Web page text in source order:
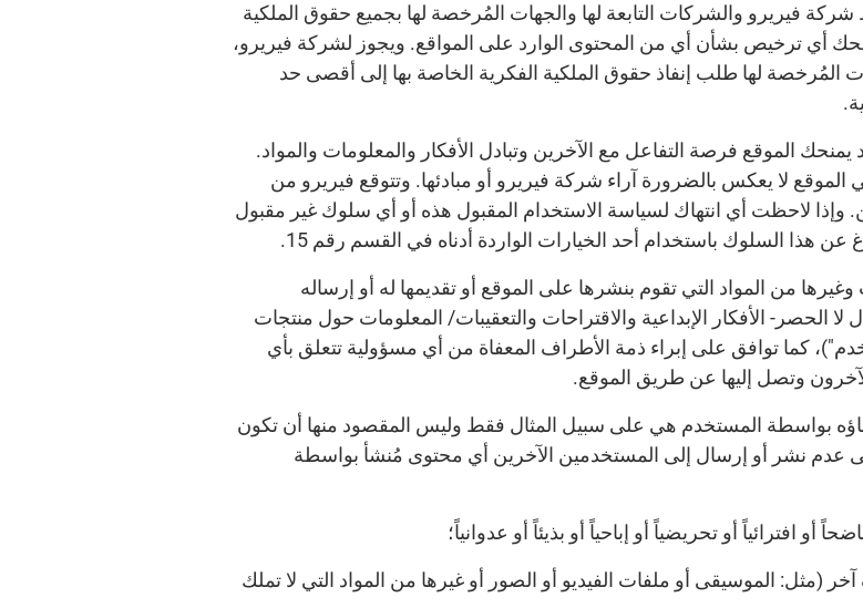
فيريرو والشركات التابعة لها والجهات المُرخصة لها بجميع حقوق الملكية
أي ترخيص بشأن أي من المحتوى الوارد على المواقع. ويجوز لشركة فيريرو،
المُرخصة لها طلب إنفاذ حقوق الملكية الفكرية الخاصة بها إلى أقصى حد
يمنحك الموقع فرصة التفاعل مع الآخرين وتبادل الأفكار والمعلومات والمواد.
لا يعكس بالضرورة آراء شركة فيريرو أو مبادئها. وتتوقع فيريرو من
وإذا لاحظت أي انتهاك لسياسة الاستخدام المقبول هذه أو أي سلوك غير مقبول
عن هذا السلوك باستخدام أحد الخيارات الواردة أدناه في القسم رقم 15.
من المواد التي تقوم بنشرها على الموقع أو تقديمها له أو إرساله
الحصر- الأفكار الإبداعية والاقتراحات والتعقيبات/ المعلومات حول منتجات
كما توافق على إبراء ذمة الأطراف المعفاة من أي مسؤولية تتعلق بأي
وتصل إليها عن طريق الموقع.
بواسطة المستخدم هي على سبيل المثال فقط وليس المقصود منها أن تكون
عدم نشر أو إرسال إلى المستخدمين الآخرين أي محتوى مُنشأ بواسطة
افترائياً أو تحريضياً أو إباحياً أو بذيئاً أو عدوانياً؛
(مثل: الموسيقى أو ملفات الفيديو أو الصور أو غيرها من المواد التي لا تملك